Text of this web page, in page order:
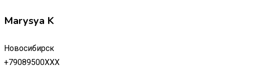
Marysya K
Новосибирск
+79089500XXX